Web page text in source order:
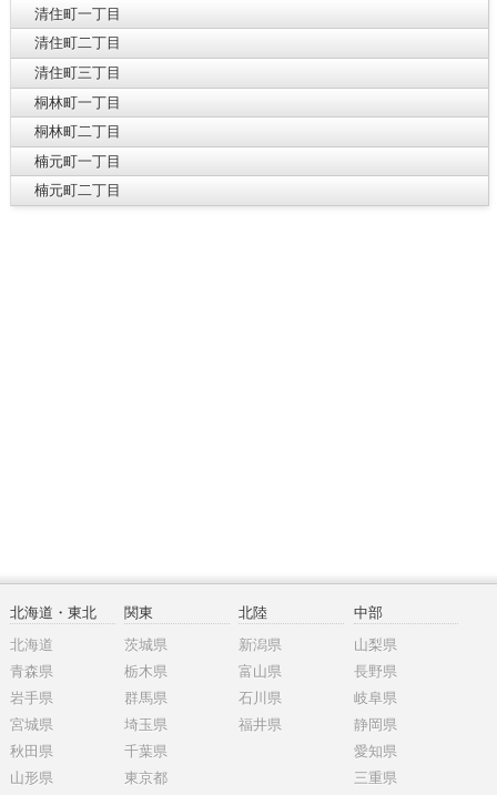
清住町一丁目
清住町二丁目
清住町三丁目
桐林町一丁目
桐林町二丁目
楠元町一丁目
楠元町二丁目
北海道・東北
北海道
青森県
岩手県
宮城県
秋田県
山形県
関東
茨城県
栃木県
群馬県
埼玉県
千葉県
東京都
北陸
新潟県
富山県
石川県
福井県
中部
山梨県
長野県
岐阜県
静岡県
愛知県
三重県